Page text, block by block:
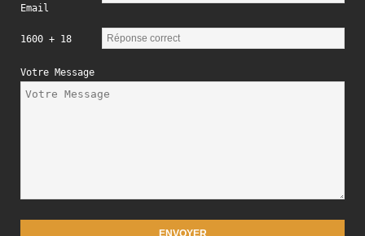
Email
1600 + 18
Votre Message